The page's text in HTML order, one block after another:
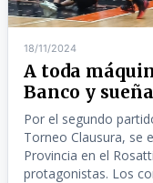
18/11/2024
A toda
Banco y
Por el segundo
Torneo Clausura, se
Provincia en el
protagonistas. Los